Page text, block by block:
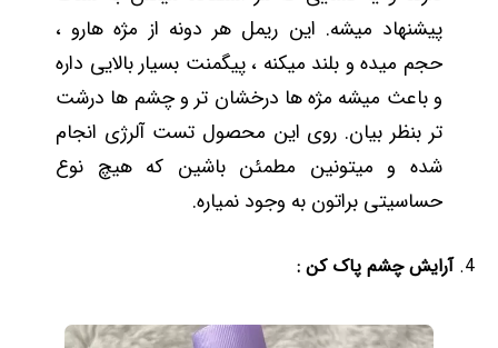
پیشنهاد میشه. این ریمل هر دونه از مژه هارو ،
حجم میده و بلند میکنه ، پیگمنت بسیار بالایی داره
و باعث میشه مژه ها درخشان تر و چشم ها درشت
تر بنظر بیان. روی این محصول تست آلرژی انجام
شده و میتونین مطمئن باشین که هیچ نوع
حساسیتی براتون به وجود نمیاره.
آرایش چشم پاک کن :